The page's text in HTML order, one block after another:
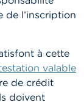
de l’inscription
à cette
valable
de crédit
doivent